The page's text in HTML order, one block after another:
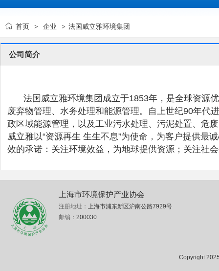
首页 > 企业 > 法国威立雅环境集团
公司简介
法国威立雅环境集团成立于1853年，是全球资源
废弃物管理、水务处理和能源管理。自上世纪90年代
政区域能源管理，以及工业污水处理、污泥处置、危
威立雅以“资源再生 生生不息”为使命，为客户提供最
效的承诺：关注环境效益，为地球提供资源；关注社
上海市环境保护产业协会
注册地址： 上海市浦东新区沪南公路7929号
邮编： 200030
Copyright